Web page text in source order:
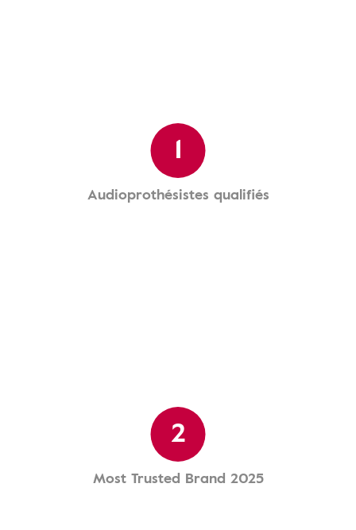
1
Audioprothésistes qualifiés
2
Most Trusted Brand 2025